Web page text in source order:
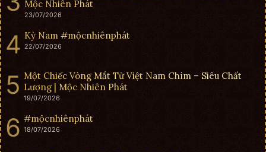
Mộc Nhiên Phát
23/07/2026
Kỳ Nam #mộcnhiênphát
22/07/2026
Một Chiếc Vòng Mắt Tử Việt Nam Chìm – Siêu Chất
Lượng | Mộc Nhiên Phát
19/07/2026
#mộcnhiênphát
18/07/2026